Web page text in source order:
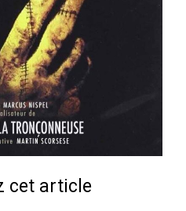
cet article